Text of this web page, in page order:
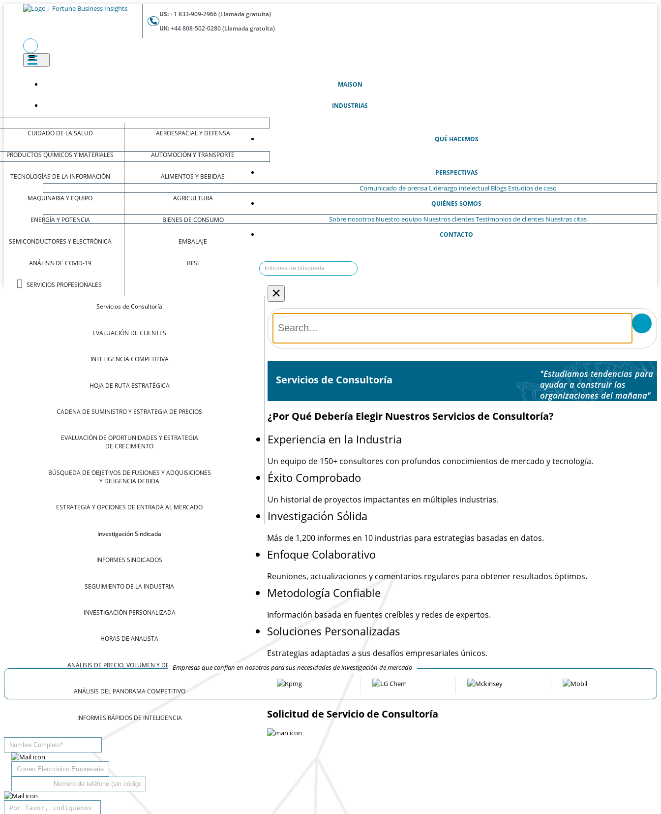
US:+1 833-909-2966 (Llamada gratuita)
UK:+44 808-502-0280 (Llamada gratuita)
MAISON(ACTUAL)
INDUSTRIAS
CUIDADO DE LA SALUD
PRODUCTOS QUÍMICOS Y MATERIALES
TECNOLOGÍAS DE LA INFORMACIÓN
MAQUINARIA Y EQUIPO
ENERGÍA Y POTENCIA
SEMICONDUCTORES Y ELECTRÓNICA
ANÁLISIS DE COVID-19
SERVICIOS PROFESIONALES
AEROESPACIAL Y DEFENSA
AUTOMOCIÓN Y TRANSPORTE
ALIMENTOS Y BEBIDAS
AGRICULTURA
BIENES DE CONSUMO
EMBALAJE
BFSI
QUÉ HACEMOS
Servicios de Consultoría
EVALUACIÓN DE CLIENTES
INTELIGENCIA COMPETITIVA
HOJA DE RUTA ESTRATÉGICA
CADENA DE SUMINISTRO Y ESTRATEGIA DE PRECIOS
EVALUACIÓN DE OPORTUNIDADES Y ESTRATEGIA
DE CRECIMIENTO
BÚSQUEDA DE OBJETIVOS DE FUSIONES Y ADQUISICIONES
Y DILIGENCIA DEBIDA
ESTRATEGIA Y OPCIONES DE ENTRADA AL MERCADO
Investigación Sindicada
INFORMES SINDICADOS
SEGUIMIENTO DE LA INDUSTRIA
INVESTIGACIÓN PERSONALIZADA
HORAS DE ANALISTA
ANÁLISIS DE PRECIO, VOLUMEN Y DEMANDA
ANÁLISIS DEL PANORAMA COMPETITIVO
INFORMES RÁPIDOS DE INTELIGENCIA
PERSPECTIVAS
Comunicado de prensa Liderazgo intelectual Blogs Estudios de caso
QUIÉNES SOMOS
Sobre nosotros Nuestro equipo Nuestros clientesTestimonios de clientes Nuestras citas
CONTACTO
×
Servicios de Consultoría
"Estudiamos tendencias para
ayudar a construir las
organizaciones del mañana"
¿Por Qué Debería Elegir Nuestros Servicios de Consultoría?
Experiencia en la Industria
Un equipo de 150+ consultores con profundos conocimientos de mercado y tecnología.
Éxito Comprobado
Un historial de proyectos impactantes en múltiples industrias.
Investigación Sólida
Más de 1,200 informes en 10 industrias para estrategias basadas en datos.
Enfoque Colaborativo
Reuniones, actualizaciones y comentarios regulares para obtener resultados óptimos.
Metodología Confiable
Información basada en fuentes creíbles y redes de expertos.
Soluciones Personalizadas
Estrategias adaptadas a sus desafíos empresariales únicos.
Empresas que confían en nosotros para sus necesidades de investigación de mercado
Solicitud de Servicio de Consultoría